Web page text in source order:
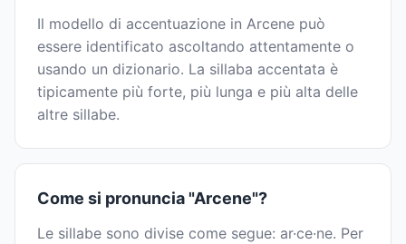
Il modello di accentuazione in Arcene può
essere identificato ascoltando attentamente o
usando un dizionario. La sillaba accentata è
tipicamente più forte, più lunga e più alta delle
altre sillabe.
Come si pronuncia "Arcene"?
Le sillabe sono divise come segue: ar·ce·ne. Per